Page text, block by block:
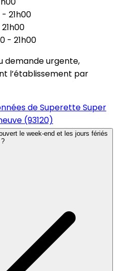
21h00
- 21h00
demande urgente,
l’établissement par
de Superette Super
(93120)
le week-end et les jours fériés
?